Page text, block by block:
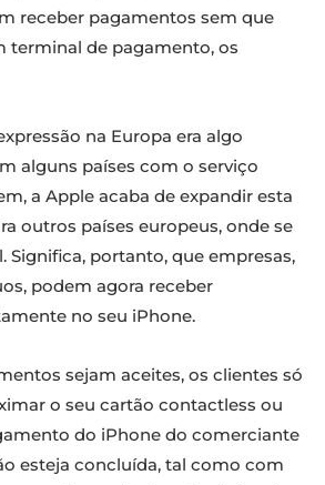
receber pagamentos sem que
terminal de pagamento, os
na Europa era algo
alguns países com o serviço
a Apple acaba de expandir esta
outros países europeus, onde se
Significa, portanto, que empresas,
podem agora receber
no seu iPhone.
sejam aceites, os clientes só
o seu cartão contactless ou
do iPhone do comerciante
esteja concluída, tal como com